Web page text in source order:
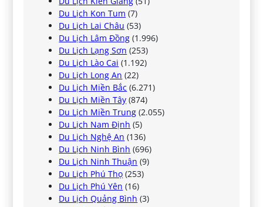
Du Lịch Kon Tum (7)
Du Lịch Lai Châu (53)
Du Lịch Lâm Đồng (1.996)
Du Lịch Lạng Sơn (253)
Du Lịch Lào Cai (1.192)
Du Lịch Long An (22)
Du Lịch Miền Bắc (6.271)
Du Lịch Miền Tây (874)
Du Lịch Miền Trung (2.055)
Du Lịch Nam Định (5)
Du Lịch Nghệ An (136)
Du Lịch Ninh Bình (696)
Du Lịch Ninh Thuận (9)
Du Lịch Phú Thọ (253)
Du Lịch Phú Yên (16)
Du Lịch Quảng Bình (3)